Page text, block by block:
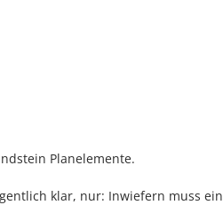
Planelemente.
klar, nur: Inwiefern muss ein